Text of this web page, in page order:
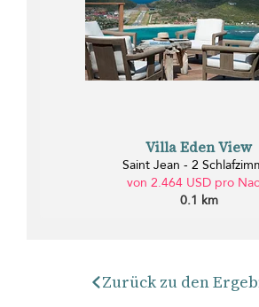
Villa Eden View
Saint Jean - 2
von 2.464 USD pro
0.1 km
Zurück zu den